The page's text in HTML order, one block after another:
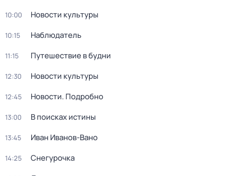
10:00 Новости культуры
10:15 Наблюдатель
11:15 Путешествие в будни
12:30 Новости культуры
12:45 Новости. Подробно
13:00 В поисках истины
13:45 Иван Иванов-Вано
14:25 Снегурочка